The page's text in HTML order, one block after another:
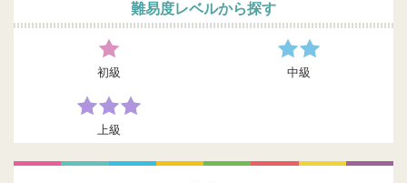
難易度レベルから探す
初級 中級
上級